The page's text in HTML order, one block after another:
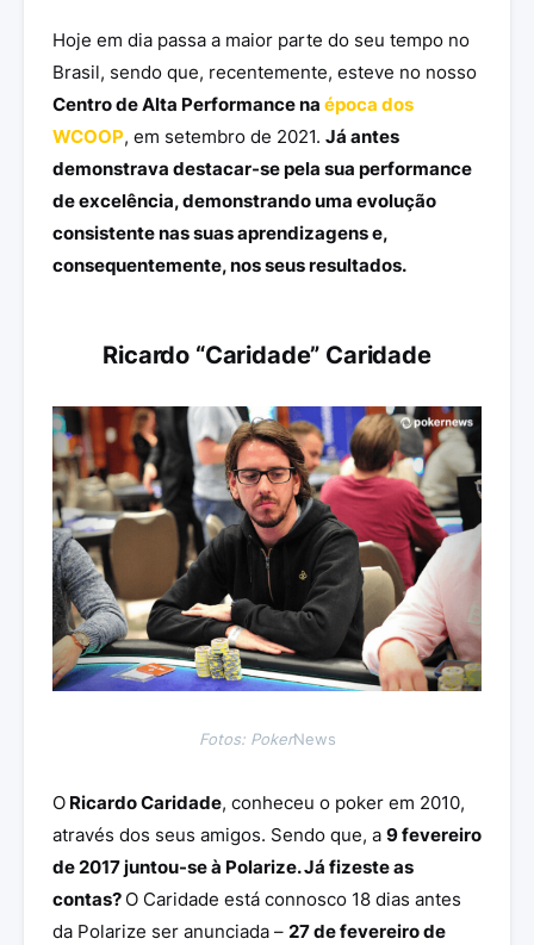
Hoje em dia passa a maior parte do seu tempo no
Brasil, sendo que, recentemente, esteve no nosso
Centro de Alta Performance na época dos
WCOOP, em setembro de 2021. Já antes
demonstrava destacar-se pela sua performance
de excelência, demonstrando uma evolução
consistente nas suas aprendizagens e,
consequentemente, nos seus resultados.
Ricardo “Caridade” Caridade
Fotos: PokerNews
O Ricardo Caridade, conheceu o poker em 2010,
através dos seus amigos. Sendo que, a 9 fevereiro
de 2017 juntou-se à Polarize. Já fizeste as
contas? O Caridade está connosco 18 dias antes
da Polarize ser anunciada – 27 de fevereiro de